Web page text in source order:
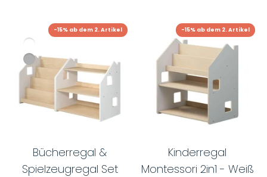
Bücherregal &
Spielzeugregal Set
-15% ab dem 2. Artikel
Kinderregal
Montessori 2in1 - Weiß
-15% ab dem 2. Artikel